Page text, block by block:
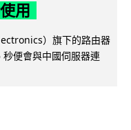
用
）旗下的路由器
便會與中國伺服器連